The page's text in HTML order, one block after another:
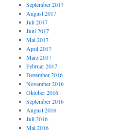
September 2017
August 2017
Juli 2017
Juni 2017
Mai 2017
April 2017
März 2017
Februar 2017
Dezember 2016
November 2016
Oktober 2016
September 2016
August 2016
Juli 2016
Mai 2016